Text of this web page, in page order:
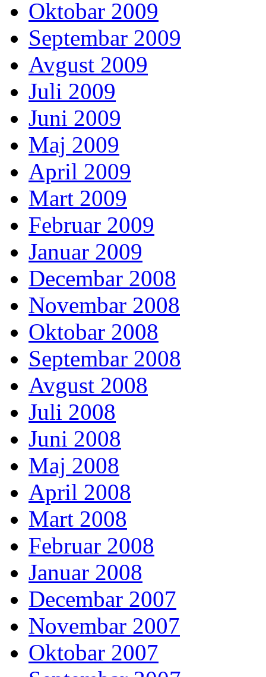
Oktobar 2009
Septembar 2009
Avgust 2009
Juli 2009
Juni 2009
Maj 2009
April 2009
Mart 2009
Februar 2009
Januar 2009
Decembar 2008
Novembar 2008
Oktobar 2008
Septembar 2008
Avgust 2008
Juli 2008
Juni 2008
Maj 2008
April 2008
Mart 2008
Februar 2008
Januar 2008
Decembar 2007
Novembar 2007
Oktobar 2007